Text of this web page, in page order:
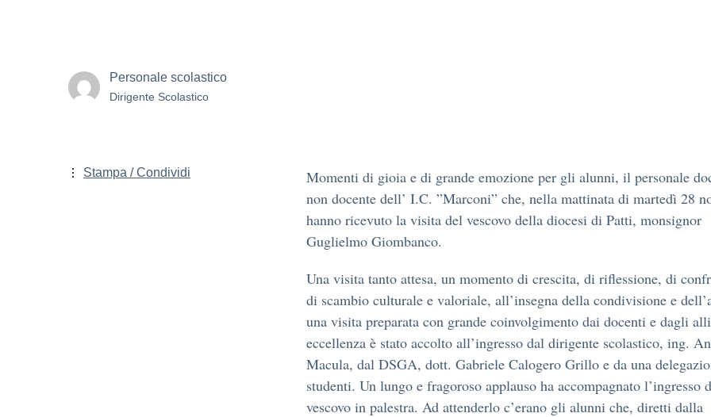
Personale scolastico
Dirigente Scolastico
Momenti di gioia e di grande emozione per gli alunni, il personale
non docente dell’ I.C. ”Marconi” che, nella mattinata di martedì 28
hanno ricevuto la visita del vescovo della diocesi di Patti, monsignor
Guglielmo Giombanco.
Una visita tanto attesa, un momento di crescita, di riflessione, di
di scambio culturale e valoriale, all’insegna della condivisione e
una visita preparata con grande coinvolgimento dai docenti e dagli
eccellenza è stato accolto all’ingresso dal dirigente scolastico, ing.
Macula, dal DSGA, dott. Gabriele Calogero Grillo e da una
studenti. Un lungo e fragoroso applauso ha accompagnato l’ingresso
vescovo in palestra. Ad attenderlo c’erano gli alunni che, diretti dalla
Stampa / Condividi